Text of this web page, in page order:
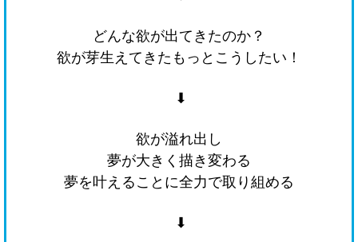
どんな欲が出てきたのか？
欲が芽生えてきたもっとこうしたい！
⬇
欲が溢れ出し
夢が大きく描き変わる
夢を叶えることに全力で取り組める
⬇